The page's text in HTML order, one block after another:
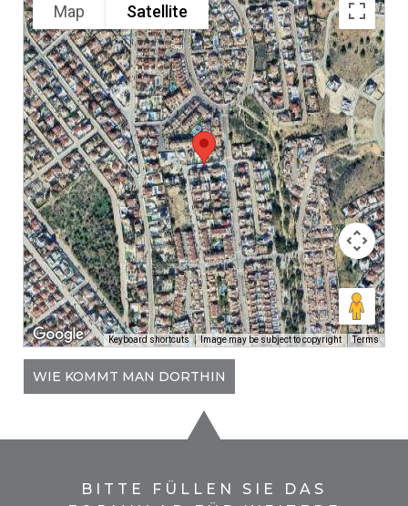
Map Satellite
Keyboard shortcuts Image may be subject to copyright Terms
WIE KOMMT MAN DORTHIN
BITTE FÜLLEN SIE DAS